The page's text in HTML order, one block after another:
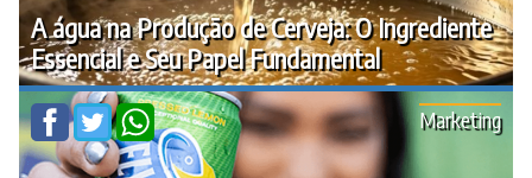
A água na Produção de Cerveja: O Ingrediente
Essencial e Seu Papel Fundamental
Marketing